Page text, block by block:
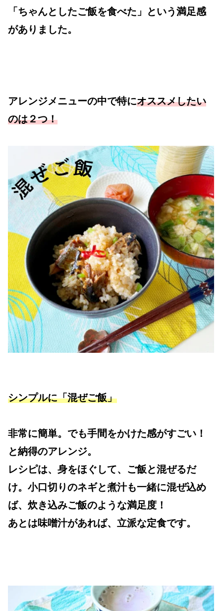
「ちゃんとしたご飯を食べた」という満足感
がありました。
アレンジメニューの中で特にオススメしたい
のは２つ！
シンプルに「混ぜご飯」
非常に簡単。でも手間をかけた感がすごい！
と納得のアレンジ。
レシピは、身をほぐして、ご飯と混ぜるだ
け。小口切りのネギと煮汁も一緒に混ぜ込め
ば、炊き込みご飯のような満足度！
あとは味噌汁があれば、立派な定食です。